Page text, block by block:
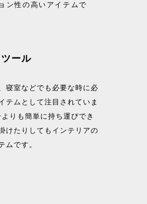
ン性の高いアイテムで
ール
寝室などでも必要な時に必
テムとして注目されていま
りも簡単に持ち運びでき
けたりしてもインテリアの
ムです。